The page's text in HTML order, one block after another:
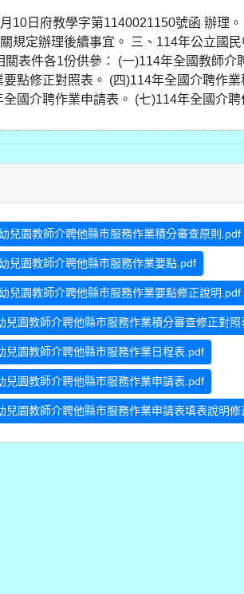
10日府教學字第1140021150號函 辦理
規定辦理後續事宜。 三、114年公立國
表件各1份供參： (一)114年全國教師
點修正對照表。 (四)114年全國介聘作
國介聘作業申請表。 (七)114年全國介
兒園教師介聘他縣巿服務作業積分審查原則.pdf
兒園教師介聘他縣巿服務作業要點.pdf
兒園教師介聘他縣巿服務作業要點修正說明.pdf
兒園教師介聘他縣巿服務作業積分審查修正對照
兒園教師介聘他縣市服務作業日程表.pdf
兒園教師介聘他縣市服務作業申請表.pdf
兒園教師介聘他縣市服務作業申請表填表說明